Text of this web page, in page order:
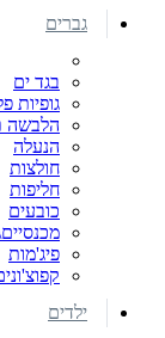
גברים
בגד ים
גופיות
הלבשה
הנעלה
חולצות
חליפות
כובעים
פיג'מות
ילדים